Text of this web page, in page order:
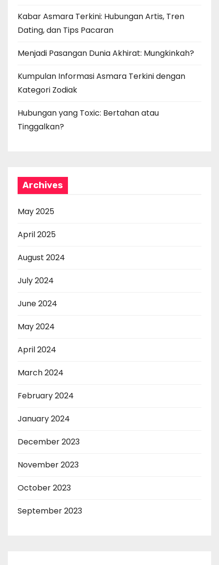
Kabar Asmara Terkini: Hubungan Artis, Tren
Dating, dan Tips Pacaran
Menjadi Pasangan Dunia Akhirat: Mungkinkah?
Kumpulan Informasi Asmara Terkini dengan
Kategori Zodiak
Hubungan yang Toxic: Bertahan atau
Tinggalkan?
Archives
May 2025
April 2025
August 2024
July 2024
June 2024
May 2024
April 2024
March 2024
February 2024
January 2024
December 2023
November 2023
October 2023
September 2023